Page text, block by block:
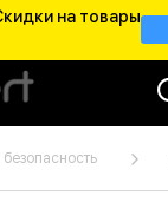
на товары